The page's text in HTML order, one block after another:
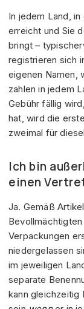
In jedem Land,
erreicht und Sie
bringt –
registrieren sich
eigenen Namen,
zahlen in jedem
Gebühr fällig
hat, wird die
zweimal für
Ich bin
einen
Ja. Gemäß
Verpackungen
niedergelassen
im jeweiligen
separate
kann gleichzeitig